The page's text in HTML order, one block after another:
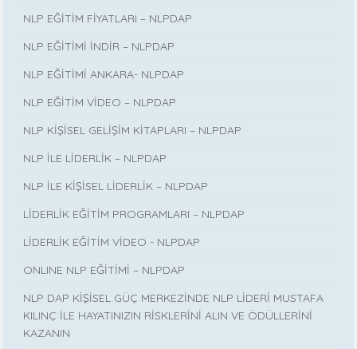
NLP EĞİTİM FİYATLARI – NLPDAP
NLP EĞİTİMİ İNDİR – NLPDAP
NLP EĞİTİMİ ANKARA- NLPDAP
NLP EĞİTİM VİDEO – NLPDAP
NLP KİŞİSEL GELİŞİM KİTAPLARI – NLPDAP
NLP İLE LİDERLİK – NLPDAP
NLP İLE KİŞİSEL LİDERLİK – NLPDAP
LİDERLİK EĞİTİM PROGRAMLARI – NLPDAP
LİDERLİK EĞİTİM VİDEO - NLPDAP
ONLINE NLP EĞİTİMİ – NLPDAP
NLP DAP KİŞİSEL GÜÇ MERKEZİNDE NLP LİDERİ MUSTAFA
KILINÇ İLE HAYATINIZIN RİSKLERİNİ ALIN VE ÖDÜLLERİNİ
KAZANIN